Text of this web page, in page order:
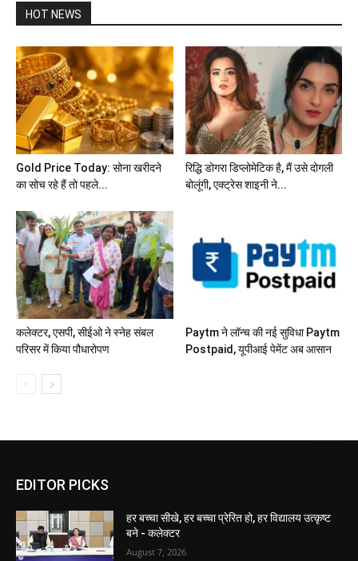
HOT NEWS
Gold Price Today: सोना खरीदने
का सोच रहे हैं तो पहले...
रिद्धि डोगरा डिप्लोमेटिक है, मैं उसे दोगली
बोलूंगी, एक्ट्रेस शाइनी ने...
कलेक्टर, एसपी, सीईओ ने स्नेह संबल
परिसर में किया पौधारोपण
Paytm ने लॉन्च की नई सुविधा Paytm
Postpaid, यूपीआई पेमेंट अब आसान
EDITOR PICKS
हर बच्चा सीखे, हर बच्चा प्रेरित हो, हर विद्यालय उत्कृष्ट
बने - कलेक्टर
August 7, 2026